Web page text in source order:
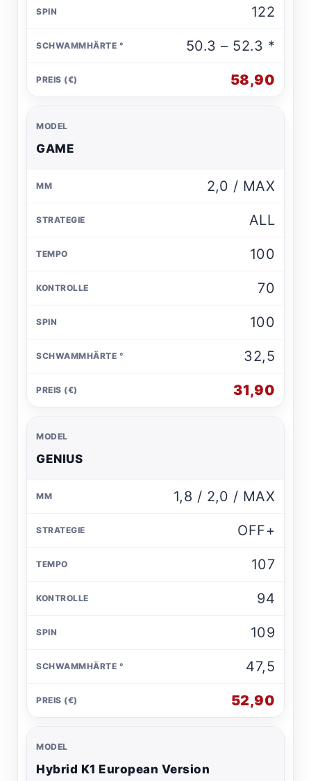
122
50.3 – 52.3 *
58,90
GAME
2,0 / MAX
ALL
100
70
100
32,5
31,90
GENIUS
1,8 / 2,0 / MAX
OFF+
107
94
109
47,5
52,90
Hybrid K1 European Version